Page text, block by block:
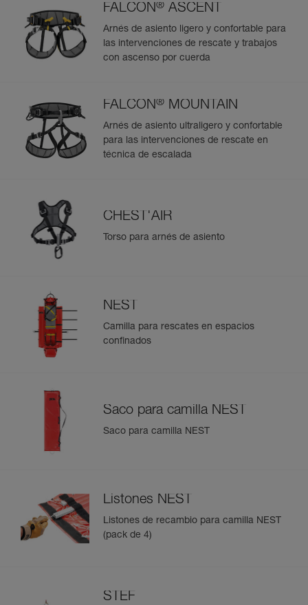
FALCON® ASCENT
Arnés de asiento ligero y confortable para
las intervenciones de rescate y trabajos
con ascenso por cuerda
FALCON® MOUNTAIN
Arnés de asiento ultraligero y confortable
para las intervenciones de rescate en
técnica de escalada
CHEST'AIR
Torso para arnés de asiento
NEST
Camilla para rescates en espacios
confinados
Saco para camilla NEST
Saco para camilla NEST
Listones NEST
Listones de recambio para camilla NEST
(pack de 4)
STEF